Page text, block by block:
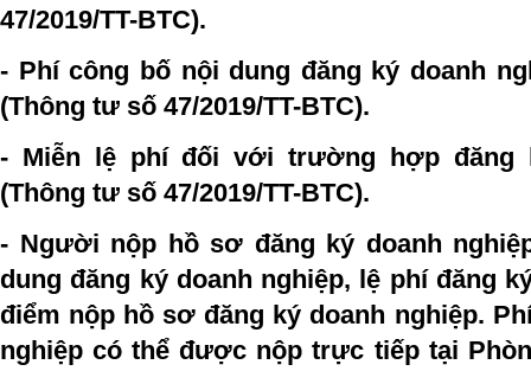
47/2019/TT-BTC).
- Phí công bố nội dung đăng ký doanh
(Thông tư số 47/2019/TT-BTC).
- Miễn lệ phí đối với trường hợp đăng
(Thông tư số 47/2019/TT-BTC).
- Người nộp hồ sơ đăng ký doanh
dung đăng ký doanh nghiệp, lệ phí đăng
điểm nộp hồ sơ đăng ký doanh nghiệp.
nghiệp có thể được nộp trực tiếp tại